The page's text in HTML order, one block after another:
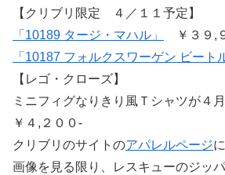
【クリブリ限定 ４／１１予定】
「10189 タージ・マハル」
￥３９,
「10187 フォルクスワーゲン ビート
【レゴ・クローズ】
ミニフィグなりきり風Ｔシャツが４
￥４,２００-
クリブリのサイトのアパレルページ
画像を見る限り、レスキューのジッ